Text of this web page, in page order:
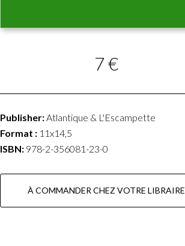
7 €
Publisher: Atlantique & L'Escampette
Format : 11x14,5
ISBN: 978-2-356081-23-0
À COMMANDER CHEZ VOTRE LIBRAIRE